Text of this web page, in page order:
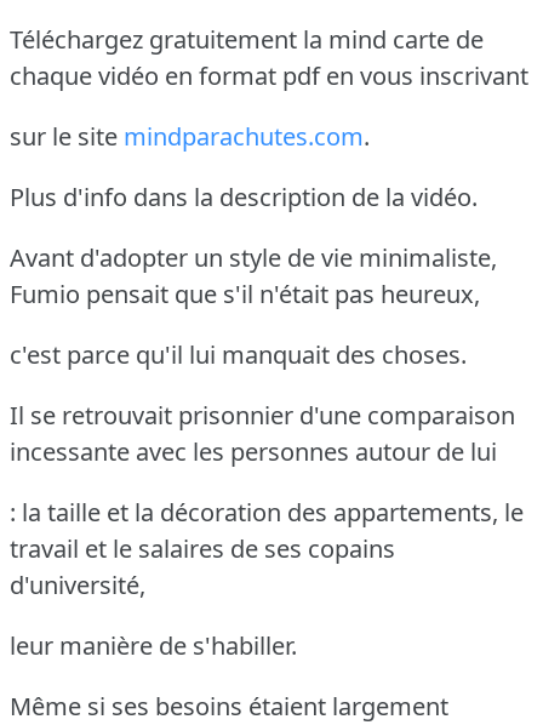
Téléchargez gratuitement la mind carte de
chaque vidéo en format pdf en vous inscrivant
sur le site mindparachutes.com.
Plus d'info dans la description de la vidéo.
Avant d'adopter un style de vie minimaliste,
Fumio pensait que s'il n'était pas heureux,
c'est parce qu'il lui manquait des choses.
Il se retrouvait prisonnier d'une comparaison
incessante avec les personnes autour de lui
: la taille et la décoration des appartements, le
travail et le salaires de ses copains
d'université,
leur manière de s'habiller.
Même si ses besoins étaient largement